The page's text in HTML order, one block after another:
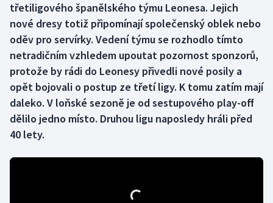
Box
Curling
Dostihy
Florbal
Futsal
Golf
třetiligového španělského týmu Leonesa. Jejich
nové dresy totiž připomínají společenský oblek nebo
oděv pro servírky. Vedení týmu se rozhodlo tímto
netradičním vzhledem upoutat pozornost sponzorů,
protože by rádi do Leonesy přivedli nové posily a
opět bojovali o postup ze třetí ligy. K tomu zatím mají
daleko. V loňské sezoně je od sestupového play-off
dělilo jedno místo. Druhou ligu naposledy hráli před
40 lety.